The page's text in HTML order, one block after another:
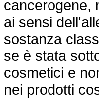
cancerogene,
ai sensi
sostanza
se è stata
cosmetici e
nei prodotti